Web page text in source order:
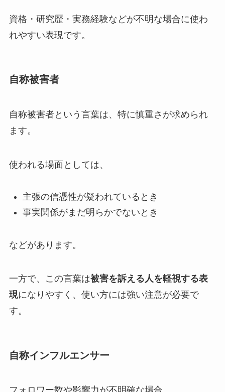
資格・研究歴・実務経験などが不明な場合に使わ
れやすい表現です。
自称被害者
自称被害者という言葉は、特に慎重さが求められ
ます。
使われる場面としては、
主張の信憑性が疑われているとき
事実関係がまだ明らかでないとき
などがあります。
一方で、この言葉は被害を訴える人を軽視する表
現になりやすく、使い方には強い注意が必要で
す。
自称インフルエンサー